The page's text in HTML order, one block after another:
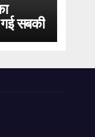
सबकी